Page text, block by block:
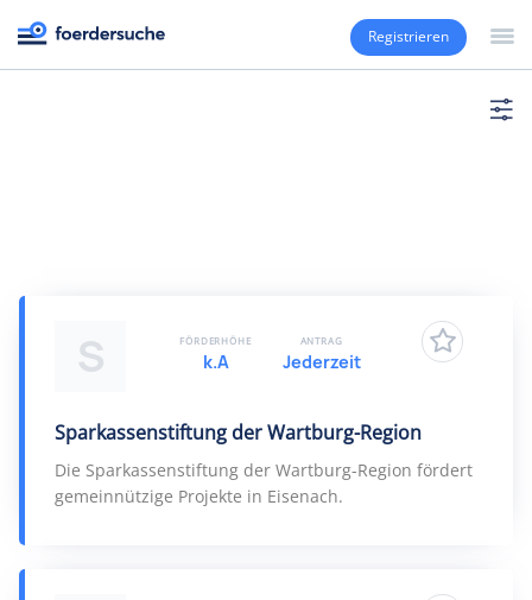
Registrieren
S
Sparkassenstiftung der Wartburg-Region
Die Sparkassenstiftung der Wartburg-Region fördert
gemeinnützige Projekte in Eisenach.
FÖRDERHÖHE
k.A
ANTRAG
Jederzeit